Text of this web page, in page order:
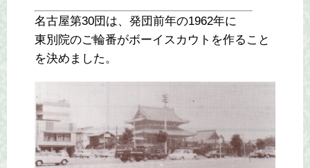
名古屋第30団は、発団前年の1962年に
東別院のご輪番がボーイスカウトを作ること
を決めました。